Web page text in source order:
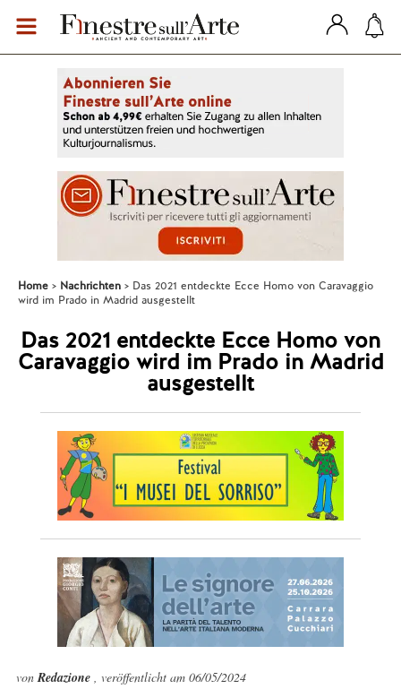
Home Nachrichten
Das 2021 entdeckte Ecce Homo von Caravaggio
wird im Prado in Madrid ausgestellt
Das 2021 entdeckte Ecce Homo von
Caravaggio wird im Prado in Madrid
ausgestellt
vonRedazione , veröffentlicht am 06/05/2024